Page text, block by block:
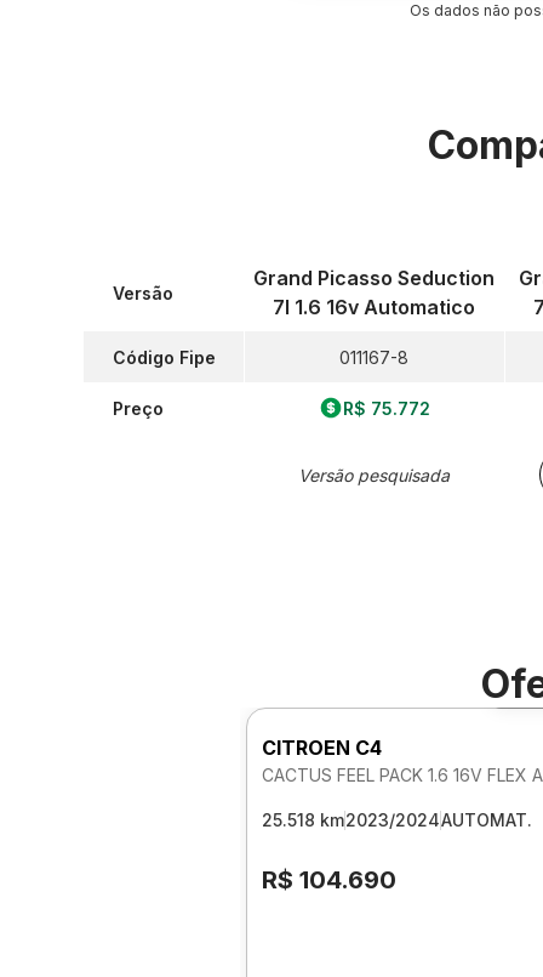
Os dados não
Versão
Código Fipe
Preço
Grand Picasso Seduction
7l 1.6 16v Automatico
011167-8
R$ 75.772
Versão pesquisada
CITROEN C4
25.518 km2023/2024AUTOMAT.
R$ 104.690